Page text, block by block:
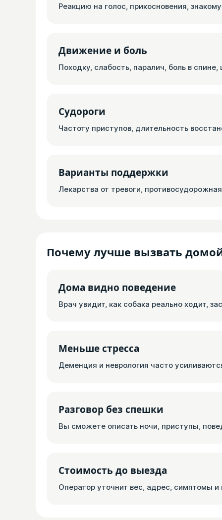
Реакцию на голос, прикосновения,
Движение и боль
Походку, слабость, паралич, боль в
Судороги
Частоту приступов, длительность
Варианты поддержки
Лекарства от тревоги,
Почему лучше вызвать
Дома видно поведение
Врач увидит, как собака реально ходит,
Меньше стресса
Деменция и неврология часто
Разговор без спешки
Вы сможете описать ночи, приступы,
Стоимость до выезда
Оператор уточнит вес, адрес, симптомы и